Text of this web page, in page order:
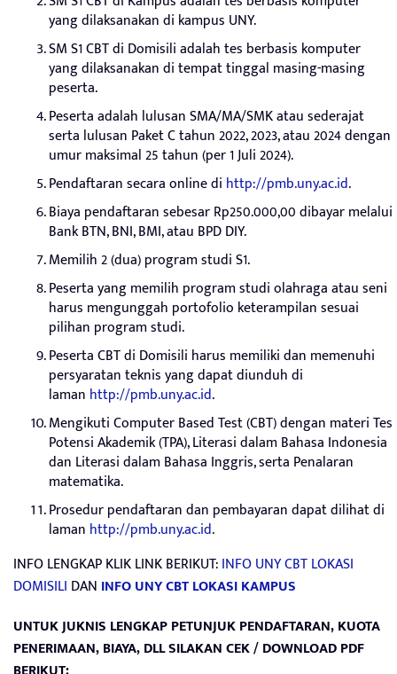
yang dilaksanakan di kampus UNY.
SM S1 CBT di Domisili adalah tes berbasis komputer
yang dilaksanakan di tempat tinggal masing-masing
peserta.
Peserta adalah lulusan SMA/MA/SMK atau sederajat
serta lulusan Paket C tahun 2022, 2023, atau 2024 dengan
umur maksimal 25 tahun (per 1 Juli 2024).
Pendaftaran secara online di http://pmb.uny.ac.id.
Biaya pendaftaran sebesar Rp250.000,00 dibayar melalui
Bank BTN, BNI, BMI, atau BPD DIY.
Memilih 2 (dua) program studi S1.
Peserta yang memilih program studi olahraga atau seni
harus mengunggah portofolio keterampilan sesuai
pilihan program studi.
Peserta CBT di Domisili harus memiliki dan memenuhi
persyaratan teknis yang dapat diunduh di
laman http://pmb.uny.ac.id.
Mengikuti Computer Based Test (CBT) dengan materi Tes
Potensi Akademik (TPA), Literasi dalam Bahasa Indonesia
dan Literasi dalam Bahasa Inggris, serta Penalaran
matematika.
Prosedur pendaftaran dan pembayaran dapat dilihat di
laman http://pmb.uny.ac.id.
INFO LENGKAP KLIK LINK BERIKUT:INFO UNY CBT LOKASI
DOMISILI DAN INFO UNY CBT LOKASI KAMPUS
UNTUK JUKNIS LENGKAP PETUNJUK PENDAFTARAN, KUOTA
PENERIMAAN, BIAYA, DLL SILAKAN CEK / DOWNLOAD PDF